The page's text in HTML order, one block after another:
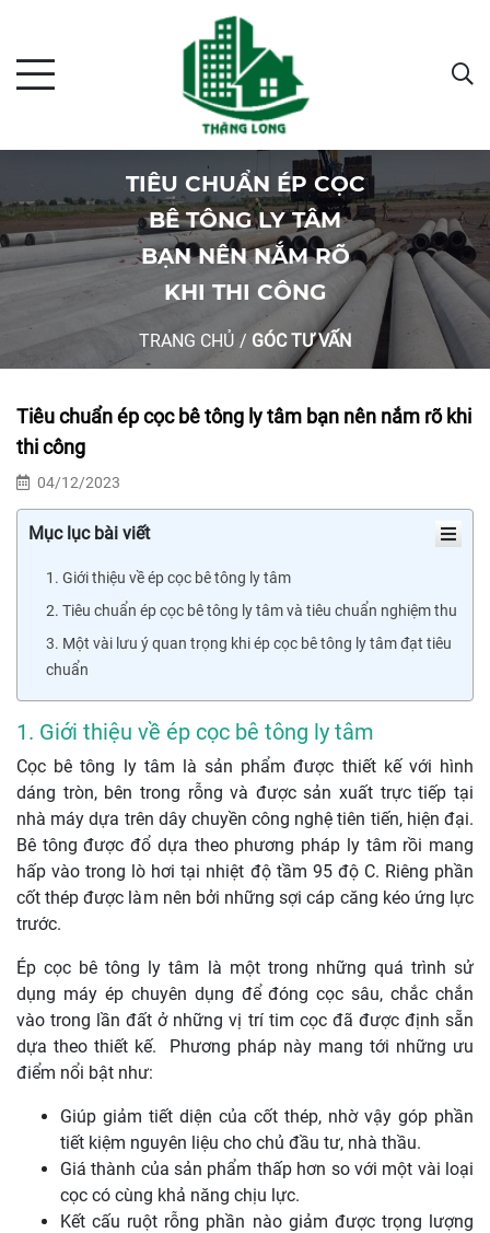
TIÊU CHUẨN ÉP CỌC
BÊ TÔNG LY TÂM
BẠN NÊN NẮM RÕ
KHI THI CÔNG
TRANG CHỦ / GÓC TƯ VẤN
Tiêu chuẩn ép cọc bê tông ly tâm bạn nên nắm rõ khi
thi công
04/12/2023
Mục lục bài viết
1. Giới thiệu về ép cọc bê tông ly tâm
2. Tiêu chuẩn ép cọc bê tông ly tâm và tiêu chuẩn nghiệm thu
3. Một vài lưu ý quan trọng khi ép cọc bê tông ly tâm đạt tiêu
chuẩn
1. Giới thiệu về ép cọc bê tông ly tâm
Cọc bê tông ly tâm là sản phẩm được thiết kế với hình
dáng tròn, bên trong rỗng và được sản xuất trực tiếp tại
nhà máy dựa trên dây chuyền công nghệ tiên tiến, hiện đại.
Bê tông được đổ dựa theo phương pháp ly tâm rồi mang
hấp vào trong lò hơi tại nhiệt độ tầm 95 độ C. Riêng phần
cốt thép được làm nên bởi những sợi cáp căng kéo ứng lực
trước.
Ép cọc bê tông ly tâm là một trong những quá trình sử
dụng máy ép chuyên dụng để đóng cọc sâu, chắc chắn
vào trong lần đất ở những vị trí tim cọc đã được định sẵn
dựa theo thiết kế. Phương pháp này mang tới những ưu
điểm nổi bật như:
Giúp giảm tiết diện của cốt thép, nhờ vậy góp phần
tiết kiệm nguyên liệu cho chủ đầu tư, nhà thầu.
Giá thành của sản phẩm thấp hơn so với một vài loại
cọc có cùng khả năng chịu lực.
Kết cấu ruột rỗng phần nào giảm được trọng lượng